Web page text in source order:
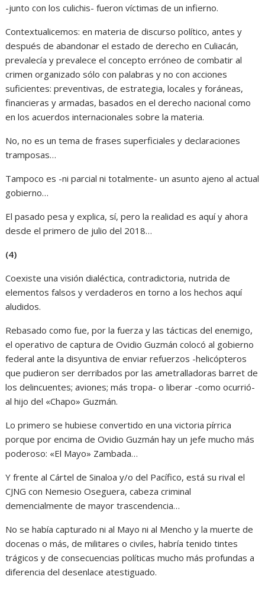
-junto con los culichis- fueron víctimas de un infierno.
Contextualicemos: en materia de discurso político, antes y
después de abandonar el estado de derecho en Culiacán,
prevalecía y prevalece el concepto erróneo de combatir al
crimen organizado sólo con palabras y no con acciones
suficientes: preventivas, de estrategia, locales y foráneas,
financieras y armadas, basados en el derecho nacional como
en los acuerdos internacionales sobre la materia.
No, no es un tema de frases superficiales y declaraciones
tramposas…
Tampoco es -ni parcial ni totalmente- un asunto ajeno al actual
gobierno…
El pasado pesa y explica, sí, pero la realidad es aquí y ahora
desde el primero de julio del 2018…
(4)
Coexiste una visión dialéctica, contradictoria, nutrida de
elementos falsos y verdaderos en torno a los hechos aquí
aludidos.
Rebasado como fue, por la fuerza y las tácticas del enemigo,
el operativo de captura de Ovidio Guzmán colocó al gobierno
federal ante la disyuntiva de enviar refuerzos -helicópteros
que pudieron ser derribados por las ametralladoras barret de
los delincuentes; aviones; más tropa- o liberar -como ocurrió-
al hijo del «Chapo» Guzmán.
Lo primero se hubiese convertido en una victoria pírrica
porque por encima de Ovidio Guzmán hay un jefe mucho más
poderoso: «El Mayo» Zambada…
Y frente al Cártel de Sinaloa y/o del Pacífico, está su rival el
CJNG con Nemesio Oseguera, cabeza criminal
demencialmente de mayor trascendencia…
No se había capturado ni al Mayo ni al Mencho y la muerte de
docenas o más, de militares o civiles, habría tenido tintes
trágicos y de consecuencias políticas mucho más profundas a
diferencia del desenlace atestiguado.